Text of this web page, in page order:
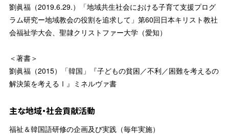
劉眞福（2019.6.29.）「地域共生社会における子育て支援プログ
ラム研究ー地域教会の役割を追求して」第60回日本キリスト教社
会福祉学大会、聖隷クリストファー大学（愛知）
＜著書＞
劉眞福（2015）「韓国」『子どもの貧困／不利／困難を考えるの
解決策を考えるⅠ』ミネルヴァ書
主な地域・社会貢献活動
福祉＆韓国語研修の企画及び実践（毎年実施）